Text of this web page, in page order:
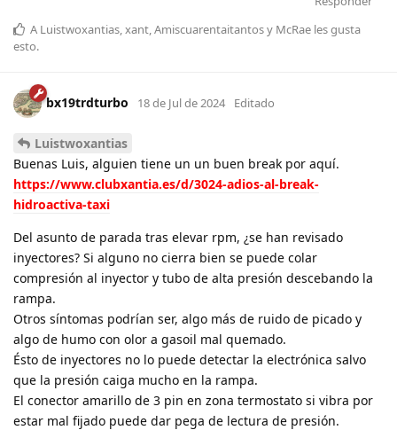
A Luistwoxantias,xant,Amiscuarentaitantosy McRae les gusta
esto.
bx19trdturbo 18 de Jul de 2024 Editado
Luistwoxantias
Buenas Luis, alguien tiene un un buen break por aquí.
https://www.clubxantia.es/d/3024-adios-al-break-
hidroactiva-taxi
Del asunto de parada tras elevar rpm, ¿se han revisado
inyectores? Si alguno no cierra bien se puede colar
compresión al inyector y tubo de alta presión descebando la
rampa.
Otros síntomas podrían ser, algo más de ruido de picado y
algo de humo con olor a gasoil mal quemado.
Ésto de inyectores no lo puede detectar la electrónica salvo
que la presión caiga mucho en la rampa.
El conector amarillo de 3 pin en zona termostato si vibra por
estar mal fijado puede dar pega de lectura de presión.